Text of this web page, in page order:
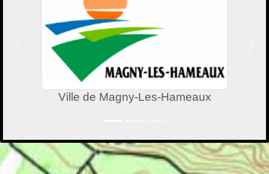
Ville de Magny-Les-Hameaux
Précedent